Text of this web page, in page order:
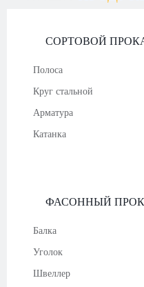
СОРТОВОЙ
Полоса
Круг стальной
Арматура
Катанка
ФАСОННЫЙ
Балка
Уголок
Швеллер